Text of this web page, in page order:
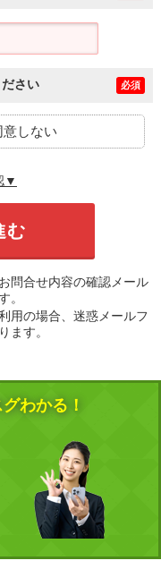
さい 必須
意しない
▼
問合せ内容の確認メール
。
用の場合、迷惑メールフ
ます。
わかる！